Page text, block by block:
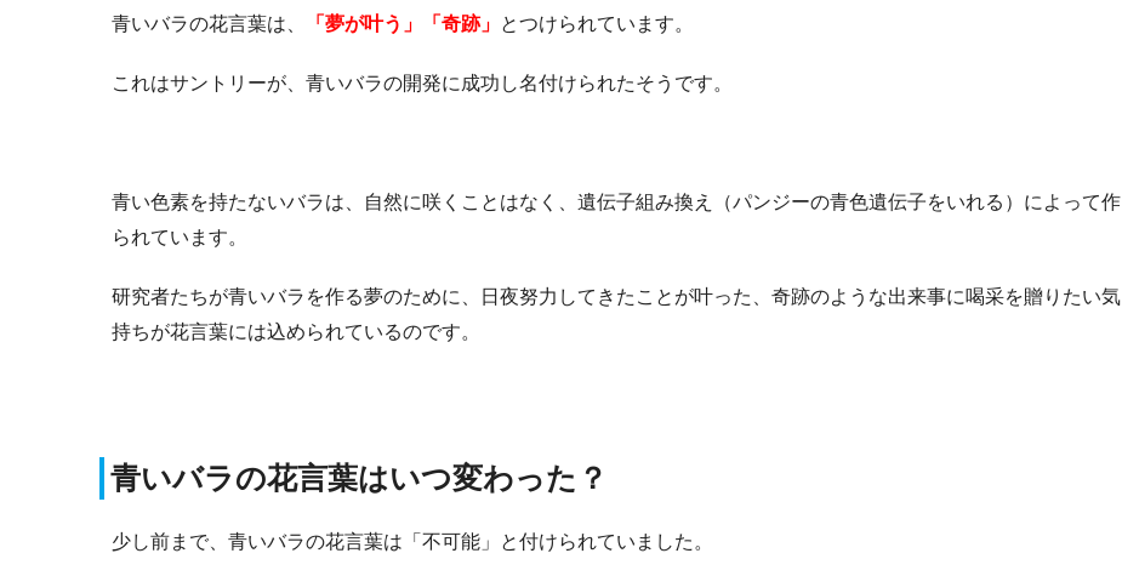
青いバラの花言葉は、 「夢が叶う」「奇跡」 とつけられています。
これはサントリーが、青いバラの開発に成功し名付けられたそうです。
青い色素を持たないバラは、自然に咲くことはなく、遺伝子組み換え（パンジーの青色遺伝子をいれる ）によって作
られています。
研究者たちが青いバラを作る夢のために、日夜努力してきたことが叶った、奇跡のような出来事に喝采を贈りたい気
持ちが花言葉には込められているのです。
青いバラの花言葉はいつ変わった？
少し前まで、青いバラの花言葉は「不可能」と付けられていました。